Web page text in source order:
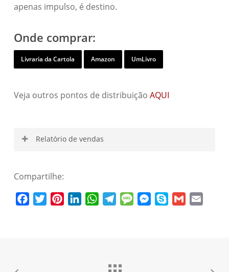
apenas impulso, é destino.
Onde comprar:
Livraria da Cartola Amazon UmLivro
Veja outros pontos de distribuiçãoAQUI
Relatório de vendas
Nome de usuário
Compartilhe:
FacebookTwitterPinterestLinkedInWhatsAppTelegramMessageMessenger
Skype Gmail